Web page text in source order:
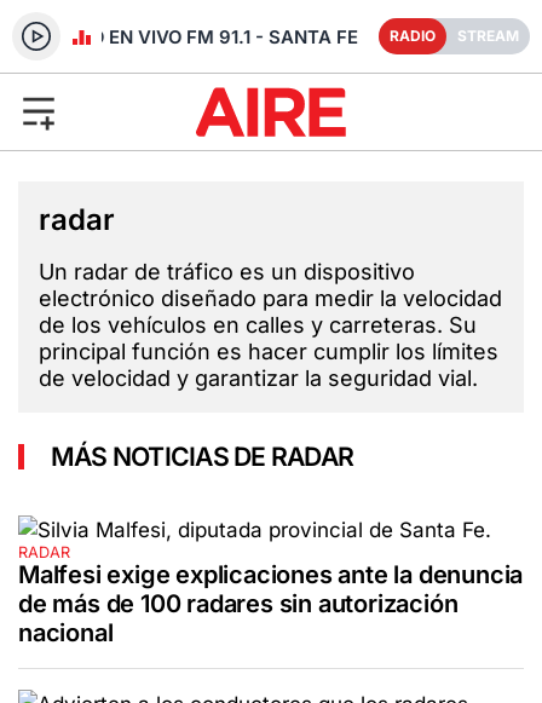
RADIO EN VIVO FM 91.1 - SANTA FE RADIO STREAM
radar
Un radar de tráfico es un dispositivo
electrónico diseñado para medir la velocidad
de los vehículos en calles y carreteras. Su
principal función es hacer cumplir los límites
de velocidad y garantizar la seguridad vial.
MÁS NOTICIAS DE RADAR
RADAR
Malfesi exige explicaciones ante la denuncia
de más de 100 radares sin autorización
nacional